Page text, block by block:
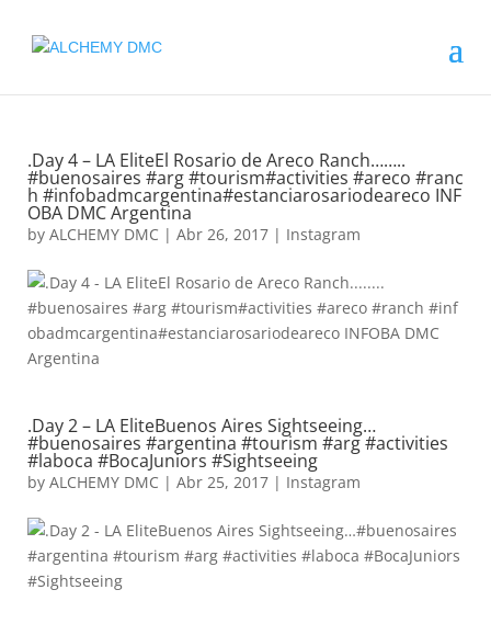
.Day 4 – LA EliteEl Rosario de Areco Ranch……..
#buenosaires #arg #tourism#activities #areco #ranc
h #infobadmcargentina#estanciarosariodeareco INF
OBA DMC Argentina
by ALCHEMY DMC | Abr 26, 2017| Instagram
.Day 2 – LA EliteBuenos Aires Sightseeing…
#buenosaires #argentina #tourism #arg #activities
#laboca #BocaJuniors #Sightseeing
by ALCHEMY DMC | Abr 25, 2017| Instagram